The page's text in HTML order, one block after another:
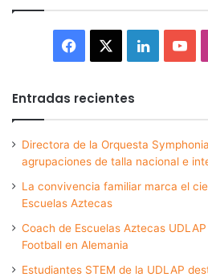
Facebook LinkedIn
Entradas recientes
Directora de la Orquesta
agrupaciones de talla nacional e
La convivencia familiar marca el
Escuelas Aztecas
Coach de Escuelas Aztecas
Football en Alemania
Estudiantes STEM de la UDLAP